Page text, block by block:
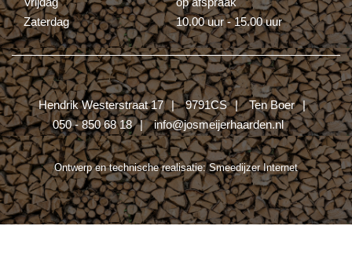
Zaterdag
10.00 uur - 15.00 uur
Hendrik Westerstraat 17 9791CS
Ten Boer
050 - 850 68 18
info@josmeijerhaarden.nl
Ontwerp en technische realisatie:Smeedijzer Internet